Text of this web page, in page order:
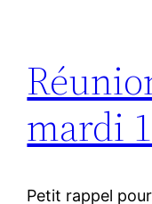
mardi
Petit rappel